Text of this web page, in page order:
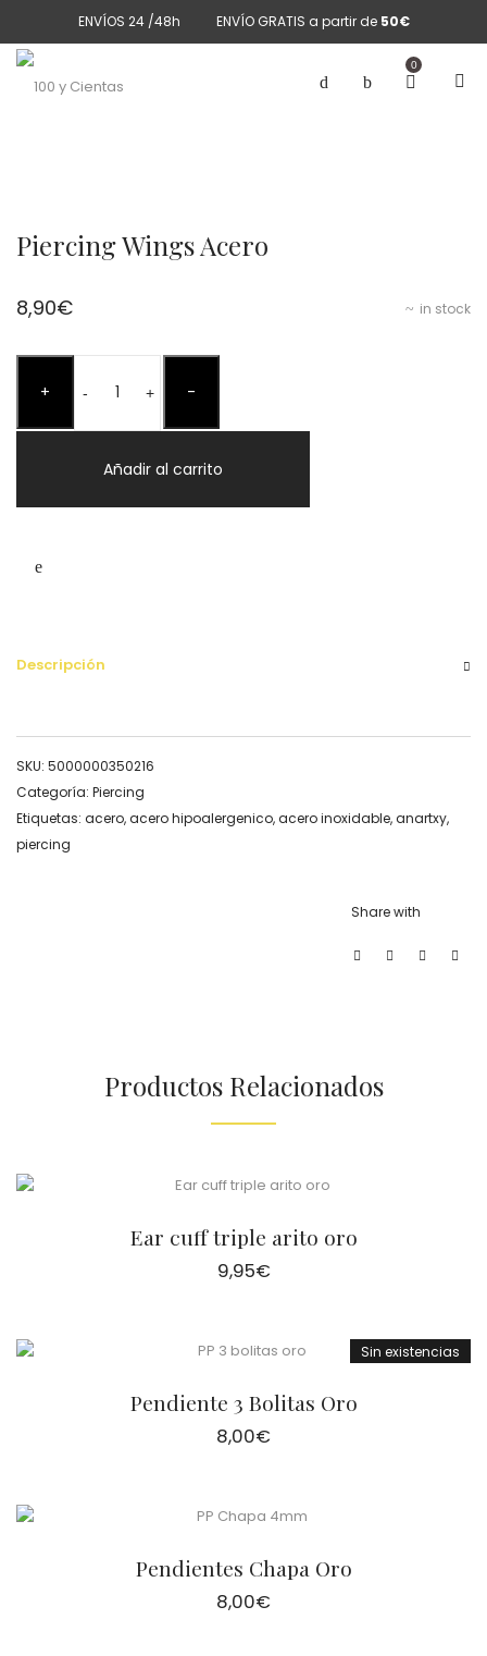
ENVÍOS 24 /48h ENVÍO GRATIS a partir de 50€
0
Piercing Wings Acero
in stock
8,90€
+ -Wings
+ -
Añadir al carrito
Descripción
SKU: 5000000350216
Categoría: Piercing
Etiquetas: acero,acero hipoalergenico,acero inoxidable,anartxy,
piercing
Share with
Productos Relacionados
Ear cuff triple arito oro
9,95€
Sin existencias
Pendiente 3 Bolitas Oro
8,00€
Pendientes Chapa Oro
8,00€